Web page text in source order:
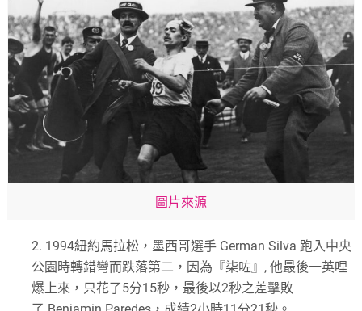
圖片來源
2. 1994紐約馬拉松 ， 墨西哥選手 German Silva 跑入中央
公園時轉錯彎而跌落第二，因為『柒咗』 ,他最後一英哩
爆上來 ， 只花了5分15秒，最後以2秒之差擊敗